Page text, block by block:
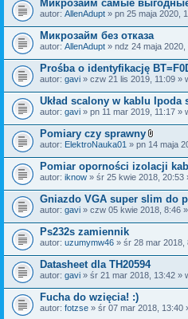
n
i
i
Микрозайм самые
autor: AllenAdupt » pn 25 maja 2020,
Микрозайм без отказа
autor: AllenAdupt » ndz 24 maja 2020,
Prośba o identyfikację
autor: gavi » czw 21 lis 2019, 11:09 »
Układ scalony w kablu Ipoda
autor: gavi » pn 11 mar 2019, 11:17 »
Pomiary czy sprawny
Z
ł
ą
c
z
n
i
autor: ElektroNauka01 » pn 14 maja
Pomiar oporności izolacji
autor: iknow » śr 25 kwie 2018, 20:53
Gniazdo VGA super slim do
autor: gavi » czw 05 kwie 2018, 8:46
Ps232s zamiennik
autor: uzumymw46 » śr 28 mar 2018,
Datasheet dla TH20594
autor: gavi » śr 21 mar 2018, 13:42 »
Fucha do wzięcia! :)
autor: fotzse » śr 07 mar 2018, 13:40